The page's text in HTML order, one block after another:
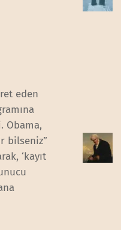
eden
Obama,
bilseniz”
‘kayıt